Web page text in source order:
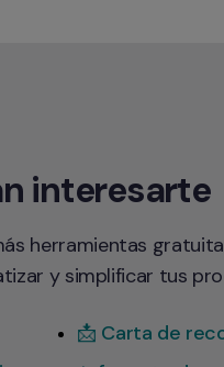
interesarte
herramientas
y simplificar tus
📩 Carta de